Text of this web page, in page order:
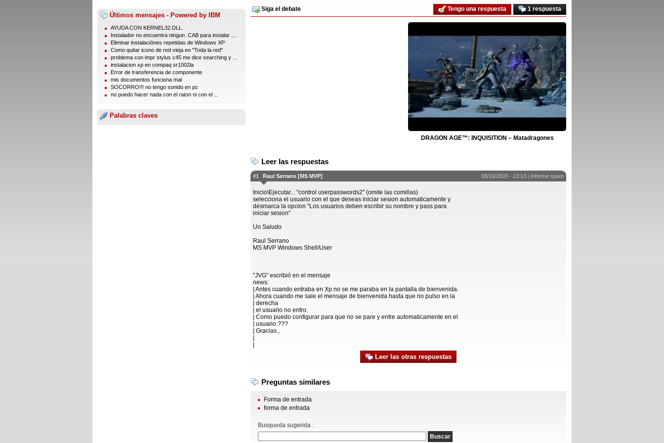
Últimos mensajes - Powered by IBM
AYUDA CON KERNEL32.DLL.
Instalador no encuentra ningun .CAB para instalar ...
Eliminar instalaciónes repetidas de Windows XP
Como quitar icono de red vieja en "Toda la red"
problema con impr stylus c45 me dice searching y ...
instalacion xp en compaq sr1002la
Error de transferencia de componente
mis documentos funciona mal
SOCORRO!!! no tengo sonido en pc
no puedo hacer nada con el raton ni con el ...
Palabras claves
Siga el debate 1 respuesta
Tengo una respuesta
DRAGON AGE™: INQUISITION – Matadragones
Leer las respuestas
#1 Raul Serrano [MS MVP] 08/10/2003 - 13:13 | Informe spam
Inicio\Ejecutar... "control userpasswords2" (omite las comillas)
selecciona el usuario con el que deseas iniciar sesion automaticamente y
desmarca la opcion "Los usuarios deben escribir su nombre y pass para
iniciar sesion"
Un Saludo
Raul Serrano
MS MVP Windows Shell/User
"JVG" escribió en el mensaje
news:
| Antes cuando entraba en Xp no se me paraba en la pantalla de bienvenida.
| Ahora cuando me sale el mensaje de bienvenida hasta que no pulso en la
| derecha
| el usuario no entro.
| Como puedo configurar para que no se pare y entre automaticamente en el
| usuario.???
| Gracias.,
Leer las otras respuestas
Preguntas similares
Forma de entrada
forma de entrada
Busqueda sugerida :